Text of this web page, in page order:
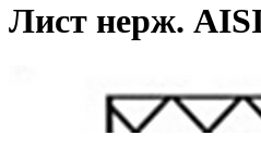
Лист нерж.